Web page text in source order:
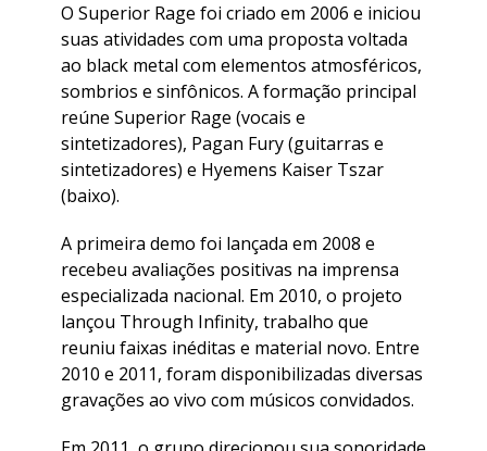
O Superior Rage foi criado em 2006 e iniciou
suas atividades com uma proposta voltada
ao black metal com elementos atmosféricos,
sombrios e sinfônicos. A formação principal
reúne Superior Rage (vocais e
sintetizadores), Pagan Fury (guitarras e
sintetizadores) e Hyemens Kaiser Tszar
(baixo).
A primeira demo foi lançada em 2008 e
recebeu avaliações positivas na imprensa
especializada nacional. Em 2010, o projeto
lançou Through Infinity, trabalho que
reuniu faixas inéditas e material novo. Entre
2010 e 2011, foram disponibilizadas diversas
gravações ao vivo com músicos convidados.